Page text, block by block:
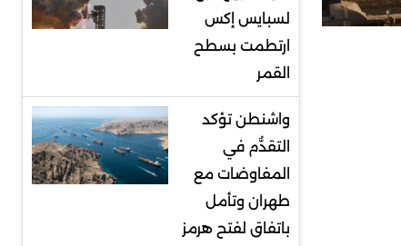
لسبايس إكس
ارتطمت بسطح
القمر
واشنطن تؤكد
التقدُّم في
المفاوضات مع
طهران وتأمل
باتفاق لفتح هرمز